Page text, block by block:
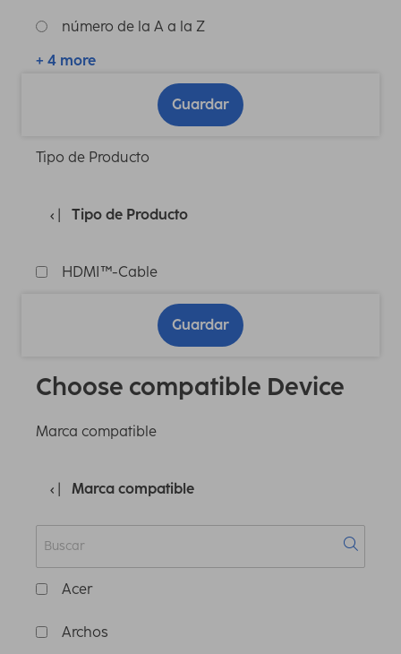
número de la A a la Z
+ 4 more
Guardar
Tipo de Producto
Tipo de Producto
HDMI™-Cable
Guardar
Choose compatible Device
Marca compatible
Marca compatible
Acer
Archos